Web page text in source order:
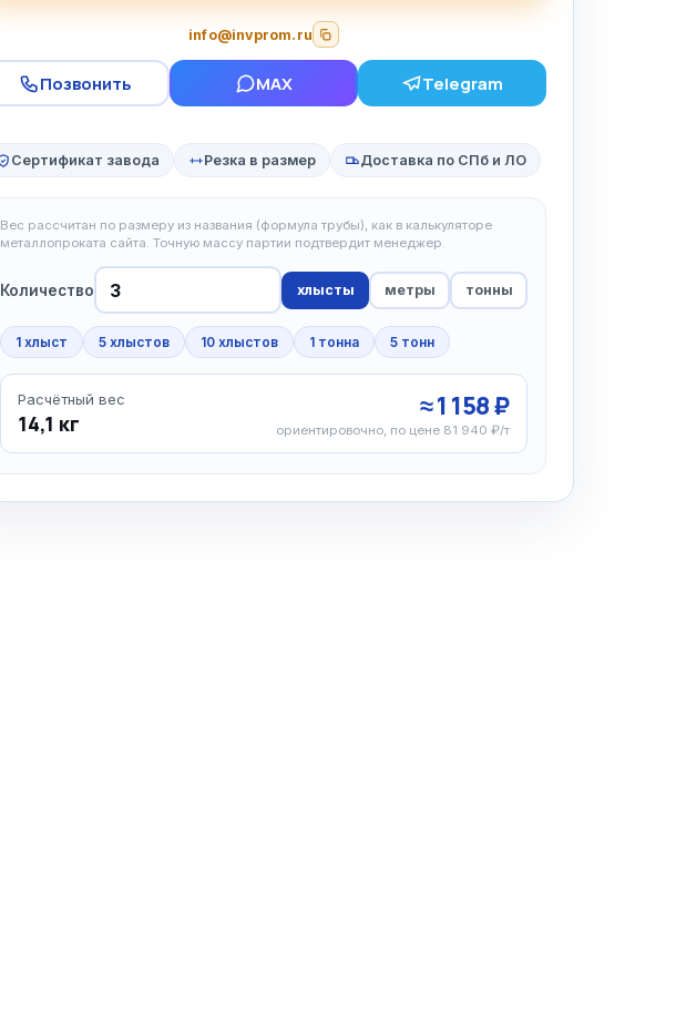
info@invprom.ru
Позвонить MAX Telegram
Сертификат завода Резка в размер Доставка по СПб и ЛО
Вес рассчитан по размеру из названия (формула трубы), как в калькуляторе
металлопроката сайта. Точную массу партии подтвердит менеджер.
Количество хлысты метры тонны
1 хлыст 5 хлыстов 10 хлыстов 1 тонна 5 тонн
Расчётный вес
14,1 кг
≈ 1 158 ₽
ориентировочно, по цене 81 940 ₽/т